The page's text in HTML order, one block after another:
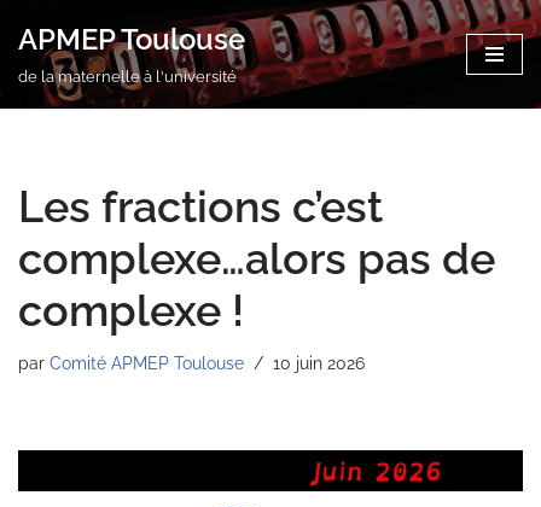
Aller
APMEP Toulouse
de la maternelle à l'université
Les fractions c’est
complexe…alors pas de
complexe !
par Comité APMEP Toulouse 10 juin 2026